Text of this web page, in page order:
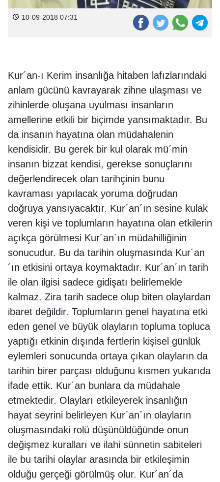
10-09-2018 07:31
Kur´an-ı Kerim insanlığa hitaben lafızlarındaki
anlam gücünü kavrayarak zihne ulaşması ve
zihinlerde oluşana uyulması insanların
amellerine etkili bir biçimde yansımaktadır. Bu
da insanın hayatına olan müdahalenin
kendisidir. Bu gerek bir kul olarak mü´min
insanın bizzat kendisi, gerekse sonuçlarını
değerlendirecek olan tarihçinin bunu
kavraması yapılacak yoruma doğrudan
doğruya yansıyacaktır. Kur´an´ın sesine kulak
veren kişi ve toplumların hayatına olan etkilerin
açıkça görülmesi Kur´an´ın müdahilliğinin
sonucudur. Bu da tarihin oluşmasında Kur´an
´ın etkisini ortaya koymaktadır. Kur´an´ın tarih
ile olan ilgisi sadece gidişatı belirlemekle
kalmaz. Zira tarih sadece olup biten olaylardan
ibaret değildir. Toplumların genel hayatına etki
eden genel ve büyük olayların topluma topluca
yaptığı etkinin dışında fertlerin kişisel günlük
eylemleri sonucunda ortaya çıkan olayların da
tarihin birer parçası olduğunu kısmen yukarıda
ifade ettik. Kur´an bunlara da müdahale
etmektedir. Olayları etkileyerek insanlığın
hayat seyrini belirleyen Kur´an´ın olayların
oluşmasındaki rolü düşünüldüğünde onun
değişmez kuralları ve ilahi sünnetin sabiteleri
ile bu tarihi olaylar arasında bir etkileşimin
olduğu gerçeği görülmüş olur. Kur´an´da